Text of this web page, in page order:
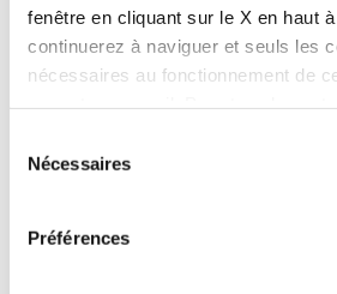
fenêtre en cliquant sur le X en haut
continuerez à naviguer et seuls les
nécessaires au fonctionnement de
Nécessaires
Préférences
Au Moyen Âge, de nombreux
pour rendre hommage à la
a été nommée la